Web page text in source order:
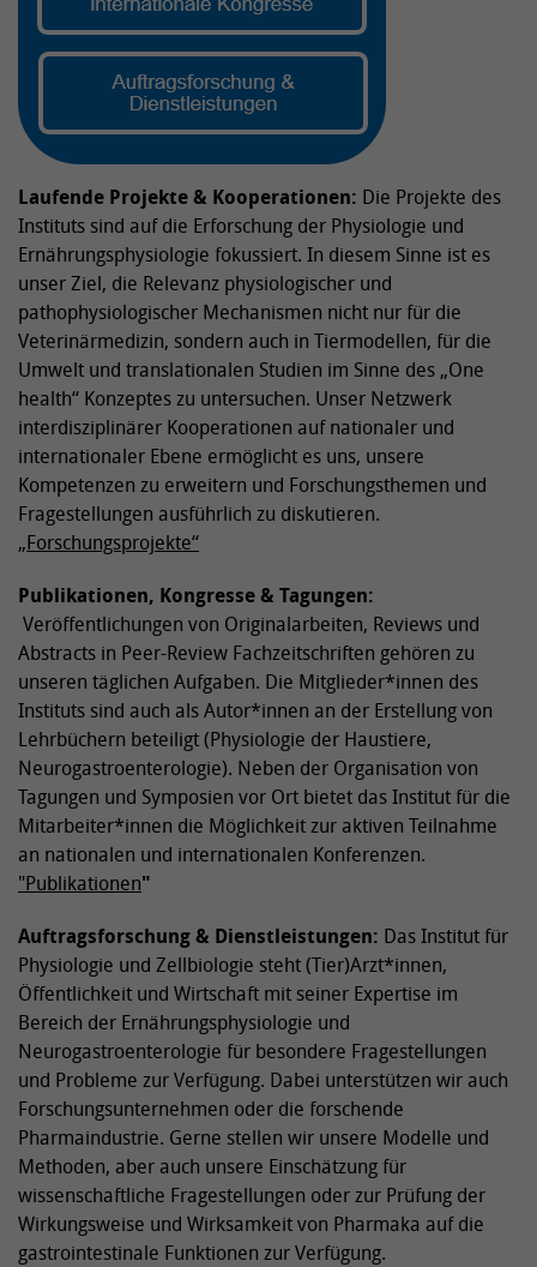
Laufende Projekte & Kooperationen: Die Projekte des
Instituts sind auf die Erforschung der Physiologie und
Ernährungsphysiologie fokussiert. In diesem Sinne ist es
unser Ziel, die Relevanz physiologischer und
pathophysiologischer Mechanismen nicht nur für die
Veterinärmedizin, sondern auch in Tiermodellen, für die
Umwelt und translationalen Studien im Sinne des „One
health“ Konzeptes zu untersuchen. Unser Netzwerk
interdisziplinärer Kooperationen auf nationaler und
internationaler Ebene ermöglicht es uns, unsere
Kompetenzen zu erweitern und Forschungsthemen und
Fragestellungen ausführlich zu diskutieren.
„Forschungsprojekte“
Publikationen, Kongresse & Tagungen:
Veröffentlichungen von Originalarbeiten, Reviews und
Abstracts in Peer-Review Fachzeitschriften gehören zu
unseren täglichen Aufgaben. Die Mitglieder*innen des
Instituts sind auch als Autor*innen an der Erstellung von
Lehrbüchern beteiligt (Physiologie der Haustiere,
Neurogastroenterologie). Neben der Organisation von
Tagungen und Symposien vor Ort bietet das Institut für die
Mitarbeiter*innen die Möglichkeit zur aktiven Teilnahme
an nationalen und internationalen Konferenzen.
"Publikationen"
Auftragsforschung & Dienstleistungen: Das Institut für
Physiologie und Zellbiologie steht (Tier)Arzt*innen,
Öffentlichkeit und Wirtschaft mit seiner Expertise im
Bereich der Ernährungsphysiologie und
Neurogastroenterologie für besondere Fragestellungen
und Probleme zur Verfügung. Dabei unterstützen wir auch
Forschungsunternehmen oder die forschende
Pharmaindustrie. Gerne stellen wir unsere Modelle und
Methoden, aber auch unsere Einschätzung für
wissenschaftliche Fragestellungen oder zur Prüfung der
Wirkungsweise und Wirksamkeit von Pharmaka auf die
gastrointestinale Funktionen zur Verfügung.